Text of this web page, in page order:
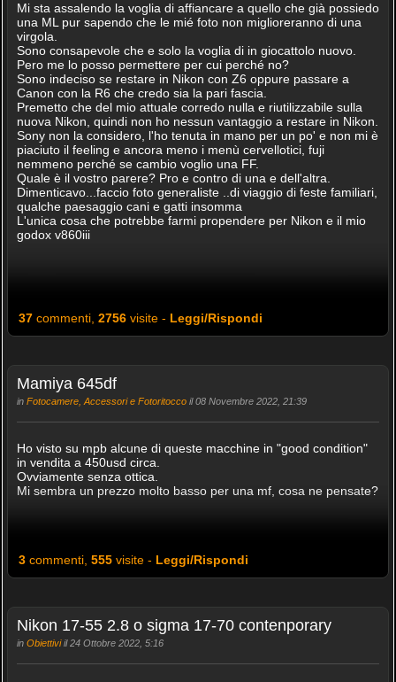
Mi sta assalendo la voglia di affiancare a quello che già possiedo
una ML pur sapendo che le mié foto non miglioreranno di una
virgola.
Sono consapevole che e solo la voglia di in giocattolo nuovo.
Pero me lo posso permettere per cui perché no?
Sono indeciso se restare in Nikon con Z6 oppure passare a
Canon con la R6 che credo sia la pari fascia.
Premetto che del mio attuale corredo nulla e riutilizzabile sulla
nuova Nikon, quindi non ho nessun vantaggio a restare in Nikon.
Sony non la considero, l'ho tenuta in mano per un po' e non mi è
piaciuto il feeling e ancora meno i menù cervellotici, fuji
nemmeno perché se cambio voglio una FF.
Quale è il vostro parere? Pro e contro di una e dell'altra.
Dimenticavo...faccio foto generaliste ..di viaggio di feste familiari,
qualche paesaggio cani e gatti insomma
L'unica cosa che potrebbe farmi propendere per Nikon e il mio
godox v860iii
37commenti, 2756visite - Leggi/Rispondi
Mamiya 645df
in Fotocamere, Accessori e Fotoritoccoil 08 Novembre 2022, 21:39
Ho visto su mpb alcune di queste macchine in "good condition"
in vendita a 450usd circa.
Ovviamente senza ottica.
Mi sembra un prezzo molto basso per una mf, cosa ne pensate?
3commenti, 555visite - Leggi/Rispondi
Nikon 17-55 2.8 o sigma 17-70 contenporary
in Obiettiviil 24 Ottobre 2022, 5:16